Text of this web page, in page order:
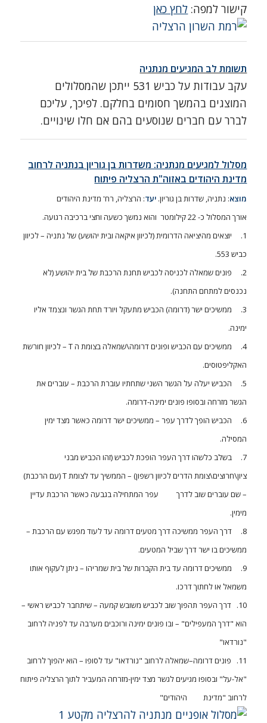
קישור למפה: לחץ כאן
תשומת לב המגיעים מנתניה
עקב עבודות על כביש 531 ייתכן שהמסלולים
המוצגים בהמשך חסומים בחלקם. לפיכך, עליכם
לברר עם חברים שנוסעים בהם אם חלו שינויים.
מסלול למגיעים מנתניה: משדרות בן גוריון בנתניה לרחוב
מדינת היהודים באזוה"ת הרצליה פיתוח
מוצא: נתניה, שדרות בן גוריון. יעד: הרצליה, רח' מדינת היהודים
אורך המסלול כ- 22 קילומטר והוא נמשך כשעה וחצי ברכיבה רגועה.
1. יוצאים מהיציאה הדרומית (לכיוון איקאה ובית יהושע) של נתניה – לכיוון
כביש 553.
2. פונים שמאלה לכניסה לכביש תחנת הרכבת של בית יהושע (לא
נכנסים למתחם התחנה).
3. ממשיכים ישר (דרומה) הכביש מתעקל ויורד תחת הגשר ונצמד אליו
ימינה.
4. ממשיכים עם הכביש ופונים דרומה\שמאלה בצומת ה T – לכיוון חורשת
האקליפטוסים.
5. הכביש יעלה על הגשר השני שתחתיו עוברת הרכבת – עוברים את
הגשר מזרחה ובסופו פונים ימינה-דרומה.
6. הכביש הופך לדרך עפר – ממשיכים ישר דרומה כאשר מצד ימין
המסילה.
7. בשלב כלשהו דרך העפר הופכת לכביש (זהו הכביש מבני
ציון\חרוצים\צומת הדרים לכיוון רשפון) – הממשיך עד לצומת T (עם הרכבת)
– שם עוברים שוב לדרך עפר המתחילה בגבעה כאשר הרכבת עדיין
מימין.
8. דרך העפר ממשיכה דרך מטעים דרומה עד לעוד מפגש עם הרכבת –
ממשיכים בו ישר דרך שביל המטעים.
9. ממשיכים דרומה עד בית הקברות של בית שמריהו – ניתן לעקוף אותו
משמאל או לחתוך דרכו.
10. דרך העפר תהפוך שוב לכביש משובש קמעה – שיתחבר לכביש ראשי –
הוא "דרך המעפילים" – ובו פונים ימינה ורוכבים מערבה עד לפניה לרחוב
"נורדאו"
11. פונים דרומה–שמאלה לרחוב "נורדאו" עד לסופו – הוא יהפוך לרחוב
"אל-על" ובסופו מגיעים לגשר מצד ימין-מזרחה המעביר לתוך הרצליה פיתוח
לרחוב "מדינת היהודים"